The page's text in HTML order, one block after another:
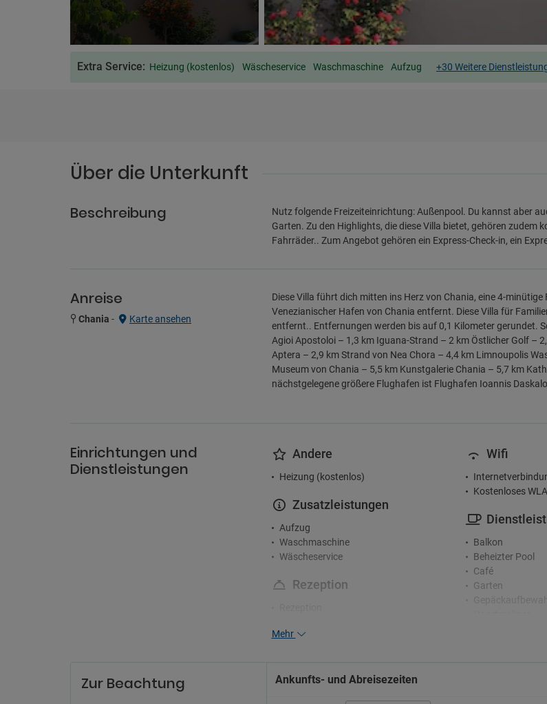
Extra Service: Heizung (kostenlos) Wäscheservice Waschmaschine Aufzug +30 Weitere
Über die Unterkunft
Beschreibung
Nutz folgende Freizeiteinrichtung: Außenpool. Du kannst aber
Garten. Zu den Highlights, die diese Villa bietet, gehören
Fahrräder.. Zum Angebot gehören ein Express-Check-in, ein
Anreise
Chania - Karte ansehen
Diese Villa führt dich mitten ins Herz von Chania, eine 4-
Venezianischer Hafen von Chania entfernt. Diese Villa für
entfernt.. Entfernungen werden bis auf 0,1 Kilometer gerundet.
Agioi Apostoloi – 1,3 km Iguana-Strand – 2 km Östlicher Golf –
Aptera – 2,9 km Strand von Nea Chora – 4,4 km Limnoupolis
Museum von Chania – 5,5 km Kunstgalerie Chania – 5,7 km
nächstgelegene größere Flughafen ist Flughafen Ioannis
Einrichtungen und
Dienstleistungen
Andere
Heizung (kostenlos)
Zusatzleistungen
Aufzug
Waschmaschine
Wäscheservice
Rezeption
Parkplatz
Parkplatz im Außenbereich
Wifi
Kostenloses
Balkon
Beheizter Pool
Café
Garten
Mehr
Zur Beachtung Ankunfts- und Abreisezeiten